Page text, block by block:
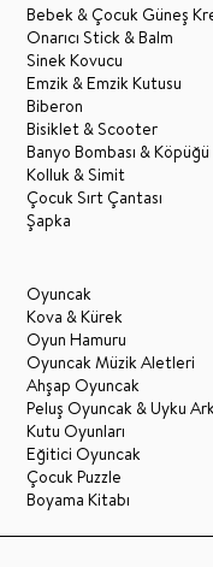
Bebek & Çocuk Güneş
Onarıcı Stick & Balm
Sinek Kovucu
Emzik & Emzik Kutusu
Biberon
Bisiklet & Scooter
Banyo Bombası & Köpüğü
Kolluk & Simit
Çocuk Sırt Çantası
Şapka
Oyuncak
Kova & Kürek
Oyun Hamuru
Oyuncak Müzik Aletleri
Ahşap Oyuncak
Peluş Oyuncak & Uyku
Kutu Oyunları
Eğitici Oyuncak
Çocuk Puzzle
Boyama Kitabı